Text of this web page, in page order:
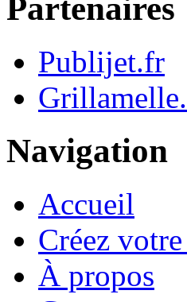
Partenaires
Publijet.fr
Navigation
Accueil
Créez
À propos